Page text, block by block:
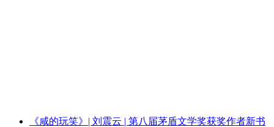
《咸的玩笑》| 刘震云 | 第八届茅盾文学奖获奖作者新书